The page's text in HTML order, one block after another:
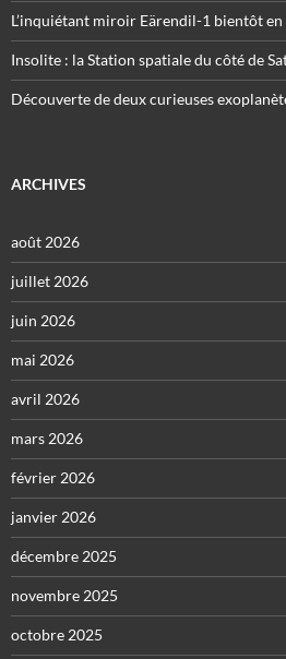
L’inquiétant miroir Eärendil-1 bientôt
Insolite : la Station spatiale du côté de
Découverte de deux curieuses
ARCHIVES
août 2026
juillet 2026
juin 2026
mai 2026
avril 2026
mars 2026
février 2026
janvier 2026
décembre 2025
novembre 2025
octobre 2025